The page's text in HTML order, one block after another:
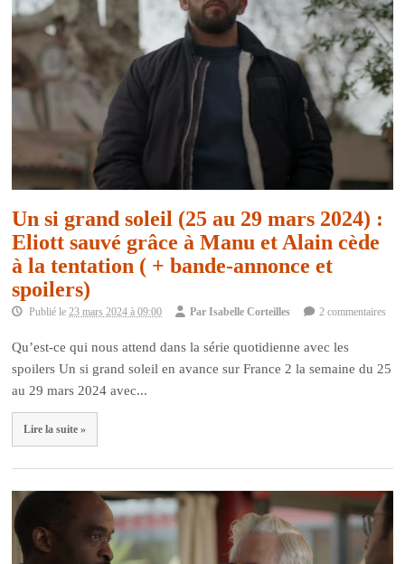
Un si grand soleil (25 au 29 mars 2024) :
Eliott sauvé grâce à Manu et Alain cède
à la tentation ( + bande-annonce et
spoilers)
Publié le23 mars 2024 à 09:00 ParIsabelle Corteilles 2 commentaires
Qu’est-ce qui nous attend dans la série quotidienne avec les
spoilers Un si grand soleil en avance sur France 2 la semaine du 25
au 29 mars 2024 avec...
Lire la suite »